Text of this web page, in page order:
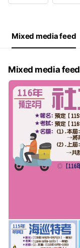
Wed10:00 - 21:00
09:00 - 21:00
Mixed media feed
Mixed media feed